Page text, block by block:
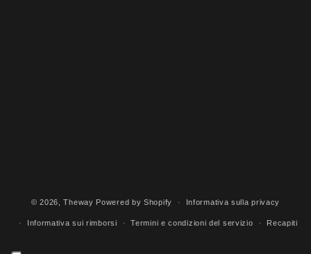
© 2026,Theway Powered by Shopify Informativa sulla privacy
Informativa sui rimborsi Termini e condizioni del servizio Recapiti